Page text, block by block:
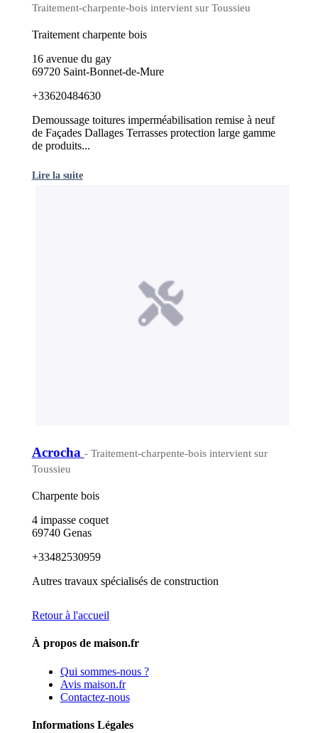
Traitement-charpente-bois intervient sur Toussieu
Traitement charpente bois
16 avenue du gay
69720 Saint-Bonnet-de-Mure
+33620484630
Demoussage toitures imperméabilisation remise à neuf
de Façades Dallages Terrasses protection large gamme
de produits...
Lire la suite
Acrocha - Traitement-charpente-bois intervient sur
Toussieu
Charpente bois
4 impasse coquet
69740 Genas
+33482530959
Autres travaux spécialisés de construction
Retour à l'accueil
À propos de maison.fr
Qui sommes-nous ?
Avis maison.fr
Contactez-nous
Informations Légales